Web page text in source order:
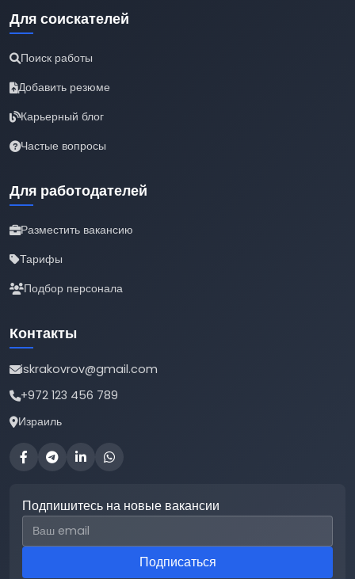
Для соискателей
Поиск работы
Добавить резюме
Карьерный блог
Частые вопросы
Для работодателей
Разместить вакансию
Тарифы
Подбор персонала
Контакты
iskrakovrov@gmail.com
+972 123 456 789
Израиль
Подпишитесь на новые вакансии
Email для подписки
Подписаться